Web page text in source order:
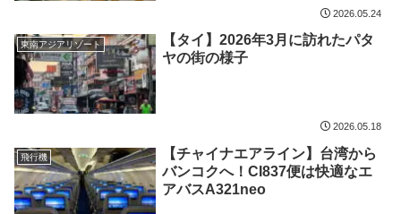
2026.05.24
東南アジアリゾート
【タイ】2026年3月に訪れたパタ
ヤの街の様子
2026.05.18
飛行機
【チャイナエアライン】台湾から
バンコクへ！CI837便は快適なエ
アバスA321neo